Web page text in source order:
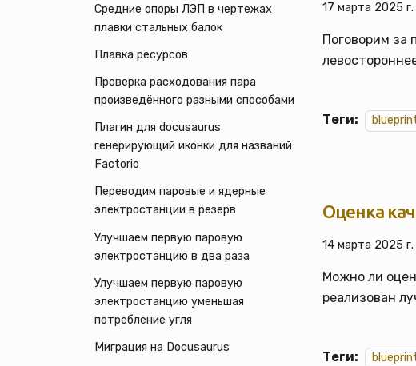
Средние опоры ЛЭП в чертежах
плавки стальных балок
Плавка ресурсов
Проверка расходования пара
произведённого разными способами
Плагин для docusaurus
генерирующий иконки для названий
Factorio
Переводим паровые и ядерные
электростанции в резерв
Улучшаем первую паровую
электростанцию в два раза
Улучшаем первую паровую
электростанцию уменьшая
потребление угля
Миграция на Docusaurus
17 марта 2025 г.
Поговорим за
Теги:
Оценка
14 марта 2025 г.
Можно ли
реализован
Теги: